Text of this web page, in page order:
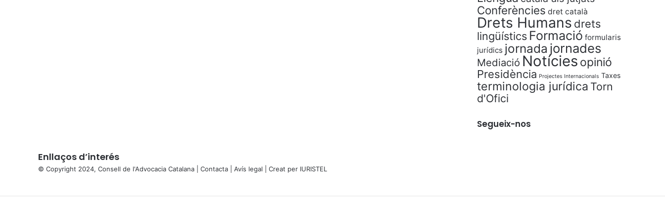
Conferències dret català
Drets Humans drets
lingüístics Formació formularis
jurídics jornada jornades
Mediació Notícies opinió
Presidència Projectes Internacionals Taxes
terminologia jurídica Torn
d'Ofici
Segueix-nos
Enllaços d’interés
© Copyright 2024, Consell de l'Advocacia Catalana | Contacta Avís legal | Creat per IURISTEL